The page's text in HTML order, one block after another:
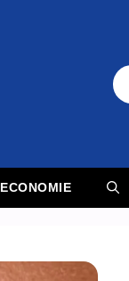
ECONOMIE